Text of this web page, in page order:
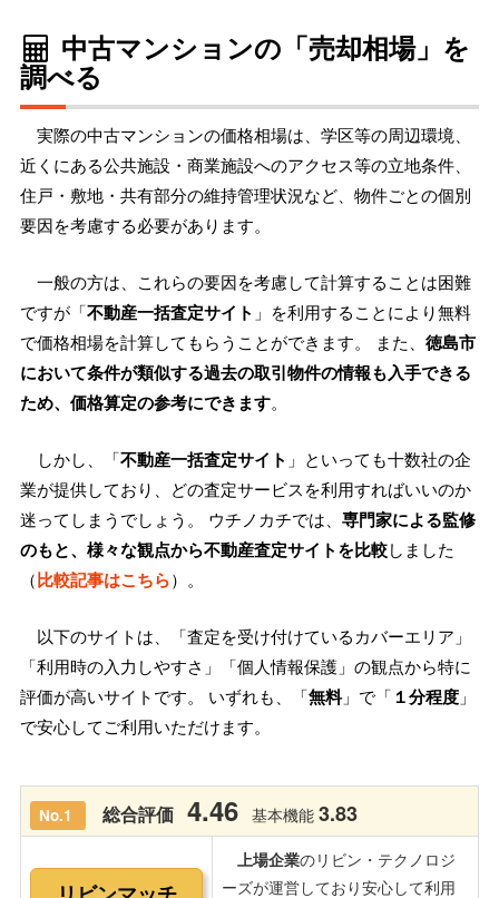
中古マンションの「売却相場」を
調べる
実際の中古マンションの価格相場は、学区等の周辺環境、
近くにある公共施設・商業施設へのアクセス等の立地条件、
住戸・敷地・共有部分の維持管理状況など、物件ごとの個別
要因を考慮する必要があります。
一般の方は、これらの要因を考慮して計算することは困難
ですが「不動産一括査定サイト 」を利用することにより無料
で価格相場を計算してもらうことができます。 また、 徳島市
において条件が類似する過去の取引物件の情報も入手できる
ため、価格算定の参考にできます。
しかし、「不動産一括査定サイト 」といっても十数社の企
業が提供しており、どの査定サービスを利用すればいいのか
迷ってしまうでしょう。 ウチノカチでは、 専門家による監修
のもと、様々な観点から不動産査定サイトを比較しました
（比較記事はこちら）。
以下のサイトは、「査定を受け付けているカバーエリア」
「利用時の入力しやすさ」「個人情報保護」の観点から特に
評価が高いサイトです。 いずれも、「無料」で「 １分程度 」
で安心してご利用いただけます。